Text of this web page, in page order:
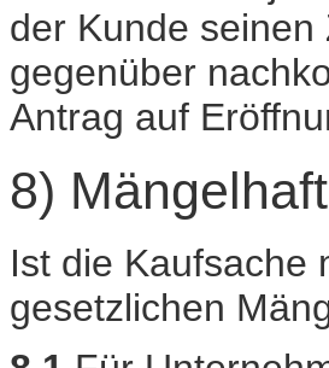
der Kunde
gegenüber
Antrag auf
8)
Ist die Kaufsache
gesetzlichen